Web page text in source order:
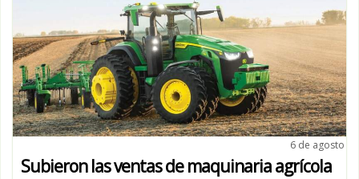
6 de agosto
Subieron las ventas de maquinaria agrícola